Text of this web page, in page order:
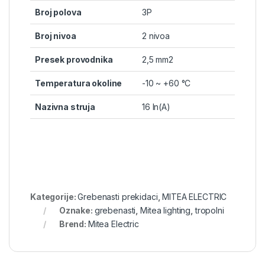
Broj polova 3P
Broj nivoa 2 nivoa
Presek provodnika 2,5 mm2
Temperatura okoline -10 ~ +60 °C
Nazivna struja 16 In(A)
Kategorije:Grebenasti prekidaci ,MITEA ELECTRIC
Oznake: grebenasti ,Mitea lighting ,tropolni
Brend: Mitea Electric